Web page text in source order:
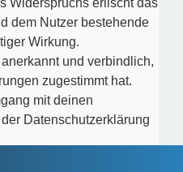
Widerspruchs erlischt das
dem Nutzer bestehende
Wirkung.
und verbindlich,
zugestimmt hat.
mit deinen
Datenschutzerklärung